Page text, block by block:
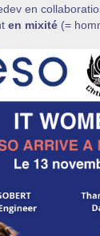
en
en mixité(=